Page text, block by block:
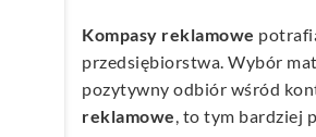
Kompasy reklamowe
przedsiębiorstwa. Wybór
pozytywny odbiór wśród
reklamowe, to tym bardziej